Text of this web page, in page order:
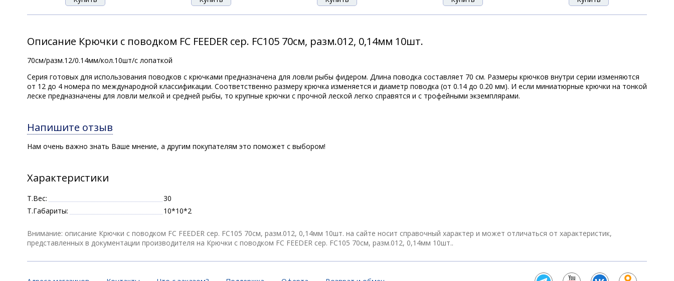
Описание Крючки с поводком FC FEEDER сер. FC105 70см, разм.012, 0,14мм 10шт.
70см/разм.12/0.14мм/кол.10шт/с лопаткой
Серия готовых для использования поводков с крючками предназначена для ловли рыбы фидером. Длина поводка составляет 70 см. Размеры крючков внутри серии изменяются
от 12 до 4 номера по международной классификации. Соответственно размеру крючка изменяется и диаметр поводка (от 0.14 до 0.20 мм). И если миниатюрные крючки на тонкой
леске предназначены для ловли мелкой и средней рыбы, то крупные крючки с прочной леской легко справятся и с трофейными экземплярами.
Напишите отзыв
Нам очень важно знать Ваше мнение, а другим покупателям это поможет с выбором!
Характеристики
Т.Вес:
30
Т.Габариты:
10*10*2
Внимание: описание Крючки с поводком FC FEEDER сер. FC105 70см, разм.012, 0,14мм 10шт. на сайте носит справочный характер и может отличаться от характеристик,
представленных в документации производителя на Крючки с поводком FC FEEDER сер. FC105 70см, разм.012, 0,14мм 10шт..